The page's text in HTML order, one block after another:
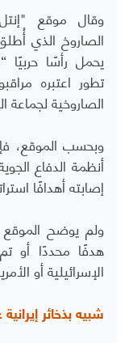
وقال موقع "إنتل
الصاروخ الذي
يحمل رأسًا حربيًا
تطور اعتبره
الصاروخية لجماعة
وبحسب الموقع،
أنظمة الدفاع
إصابته أهدافًا
ولم يوضح
هدفًا محددًا أو
الإسرائيلية أو
شبيه بذخائر